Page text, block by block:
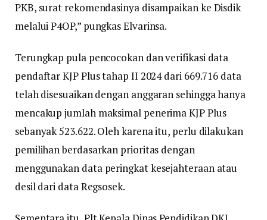
PKB, surat rekomendasinya disampaikan ke Disdik
melalui P4OP,” pungkas Elvarinsa.
Terungkap pula pencocokan dan verifikasi data
pendaftar KJP Plus tahap II 2024 dari 669.716 data
telah disesuaikan dengan anggaran sehingga hanya
mencakup jumlah maksimal penerima KJP Plus
sebanyak 523.622. Oleh karena itu, perlu dilakukan
pemilihan berdasarkan prioritas dengan
menggunakan data peringkat kesejahteraan atau
desil dari data Regsosek.